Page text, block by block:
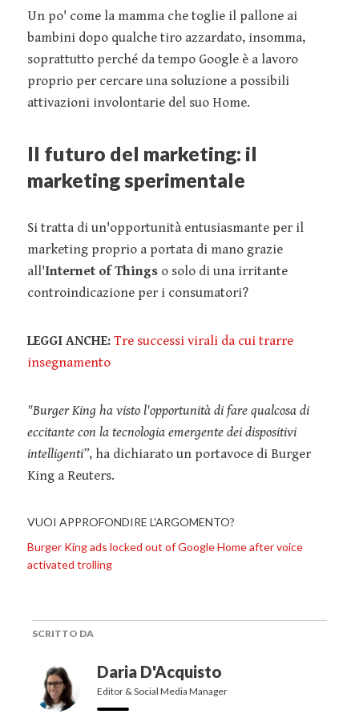
Un po' come la mamma che toglie il pallone ai
bambini dopo qualche tiro azzardato, insomma,
soprattutto perché da tempo Google è a lavoro
proprio per cercare una soluzione a possibili
attivazioni involontarie del suo Home.
Il futuro del marketing: il
marketing sperimentale
Si tratta di un'opportunità entusiasmante per il
marketing proprio a portata di mano grazie
all'Internet of Things o solo di una irritante
controindicazione per i consumatori?
LEGGI ANCHE: Tre successi virali da cui trarre
insegnamento
"Burger King ha visto l'opportunità di fare qualcosa di
eccitante con la tecnologia emergente dei dispositivi
intelligenti”, ha dichiarato un portavoce di Burger
King a Reuters.
VUOI APPROFONDIRE L'ARGOMENTO?
Burger King ads locked out of Google Home after voice
activated trolling
SCRITTO DA
Daria D'Acquisto
Editor & Social Media Manager